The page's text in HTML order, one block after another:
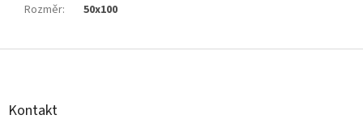
Rozměr: 50x100
Z
Kontakt